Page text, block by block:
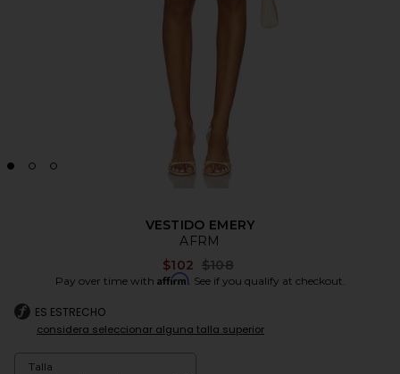
VESTIDO EMERY
AFRM
$102 Previous price:
$108
Pay over time with Affirm. See if you qualify at checkout.
ES ESTRECHO
considera seleccionar alguna talla superior
Talla